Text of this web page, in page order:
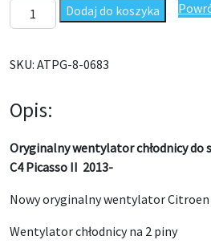
ilość Wentylator chłodnicy Citroen
Dodaj do koszyka
SKU: ATPG-8-0683
Opis:
Oryginalny wentylator chłodnicy do
C4 Picasso II 2013-
Nowy oryginalny wentylator Citroen
Wentylator chłodnicy na 2 piny